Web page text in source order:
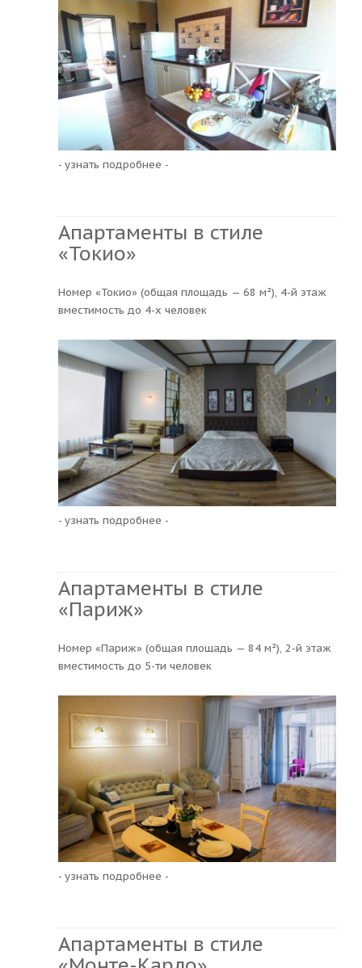
- узнать подробнее -
Апартаменты в стиле
«Токио»
Номер «Токио» (общая площадь — 68 м²), 4-й этаж
вместимость до 4-х человек
- узнать подробнее -
Апартаменты в стиле
«Париж»
Номер «Париж» (общая площадь — 84 м²), 2-й этаж
вместимость до 5-ти человек
- узнать подробнее -
Апартаменты в стиле